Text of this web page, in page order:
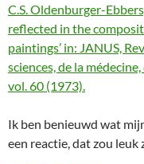
C.S. Oldenburger-
reflected in the
paintings’ in: JANUS,
sciences, de la
vol. 60 (1973).
Ik ben benieuwd wat
een reactie, dat zou leuk